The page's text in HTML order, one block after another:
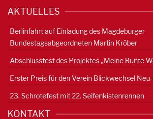
AKTUELLES
Berlinfahrt auf Einladung des Magdeburger
Bundestagsabgeordneten Martin Kröber
Abschlussfest des Projektes „Meine Bunte
Erster Preis für den Verein Blickwechsel
23. Schrotefest mit 22. Seifenkistenrennen
KONTAKT